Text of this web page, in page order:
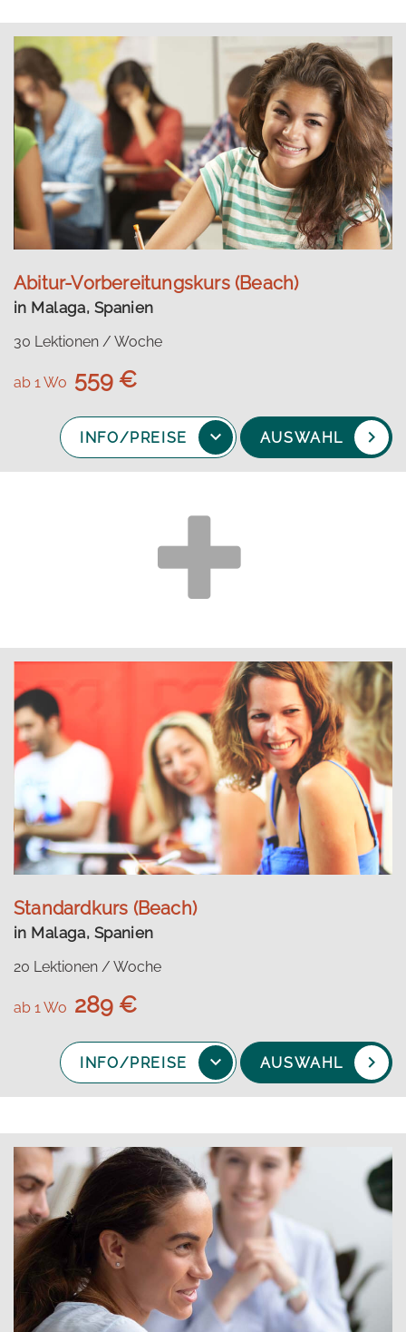
Abitur-Vorbereitungskurs (Beach)
in Malaga, Spanien
30 Lektionen / Woche
ab 1 Wo 559 €
INFO/PREISE AUSWAHL
Standardkurs (Beach)
in Malaga, Spanien
20 Lektionen / Woche
ab 1 Wo 289 €
INFO/PREISE AUSWAHL